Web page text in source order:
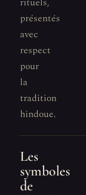
présentés
avec
respect
pour
la
tradition
hindoue.
Les
symboles
de